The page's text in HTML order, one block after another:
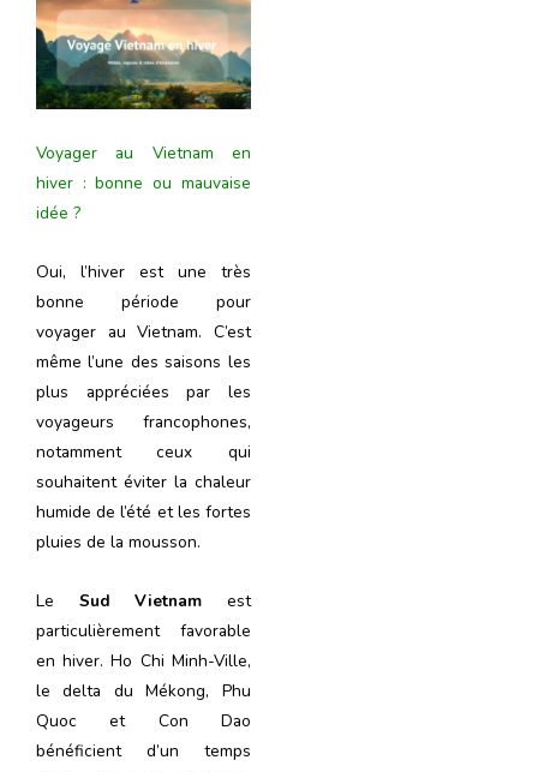
Voyager au Vietnam en
hiver : bonne ou mauvaise
idée ?
Oui, l’hiver est une très
bonne période pour
voyager au Vietnam. C’est
même l’une des saisons les
plus appréciées par les
voyageurs francophones,
notamment ceux qui
souhaitent éviter la chaleur
humide de l’été et les fortes
pluies de la mousson.
Le Sud Vietnam est
particulièrement favorable
en hiver. Ho Chi Minh-Ville,
le delta du Mékong, Phu
Quoc et Con Dao
bénéficient d’un temps